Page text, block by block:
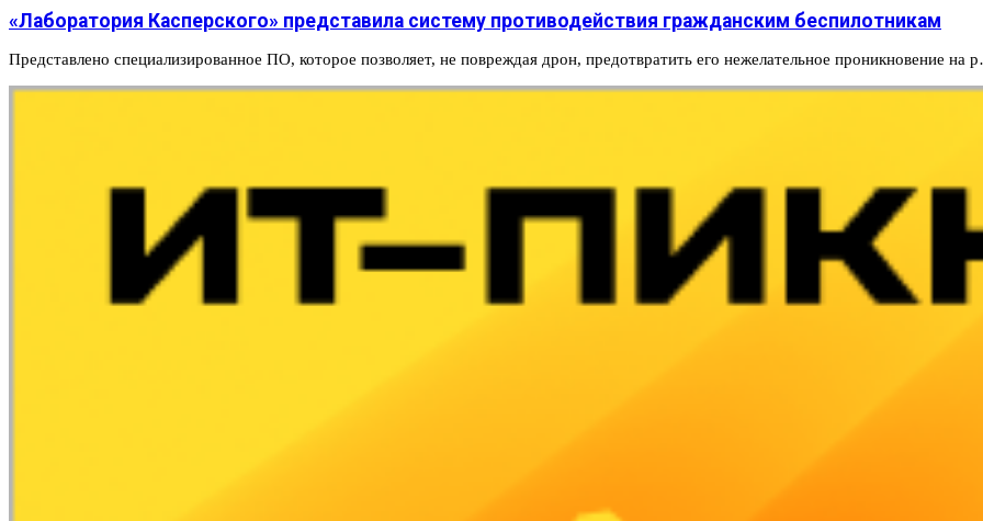
«Лаборатория Касперского» представила систему противодействия гражданским беспилотникам
Представлено специализированное ПО, которое позволяет, не повреждая дрон, предотвратить его нежелательное проникновение на